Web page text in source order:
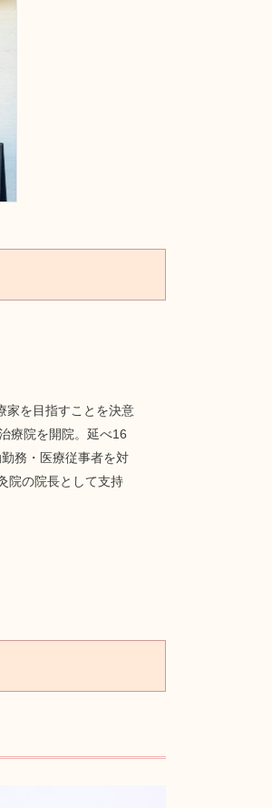
家を目指すことを決意
療院を開院。延べ16
務・医療従事者を対
院の院長として支持